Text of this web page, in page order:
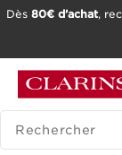
OUTIL
Dès 80€ d’achat,
HISTORIQUE DES